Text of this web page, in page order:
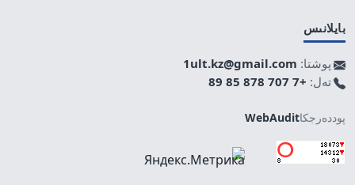
بايلانىس
پوشتا: 1ult.kz@gmail.com
تەل: +7 707 878 85 89
پوددەرجكاWebAudit